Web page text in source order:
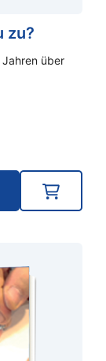
zu?
über